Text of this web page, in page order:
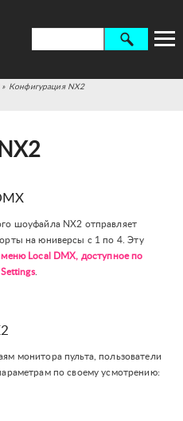
» Конфигурация NX2
шоуфайла NX2 отправляет
на юниверсы с 1 по 4.Эту
меню Local DMX, доступное по
.
монитора пульта, пользователи
по своему усмотрению: